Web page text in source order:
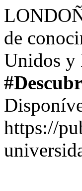
de
Unidos y
https://